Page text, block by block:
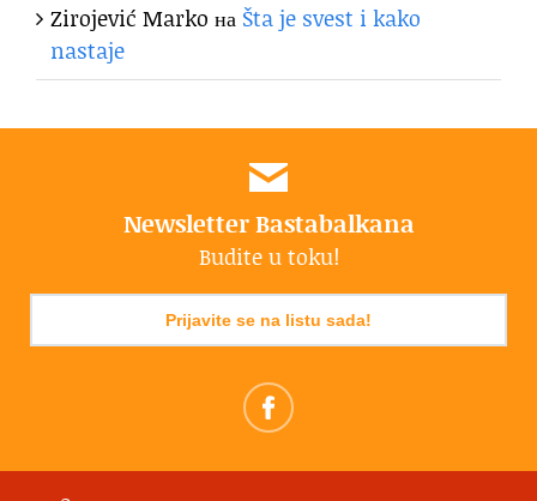
Zirojević Marko на Šta je svest i kako
nastaje
Newsletter Bastabalkana
Budite u toku!
Prijavite se na listu sada!